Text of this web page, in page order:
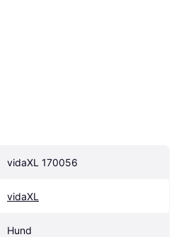
vidaXL 170056
vidaXL
Hund